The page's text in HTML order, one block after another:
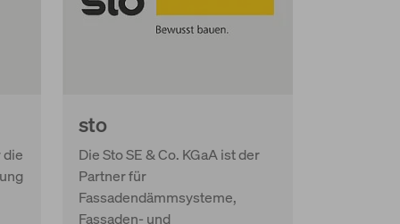
die
sto
Die Sto SE & Co. KGaA ist der
Partner für
Fassadendämmsysteme,
Fassaden- und